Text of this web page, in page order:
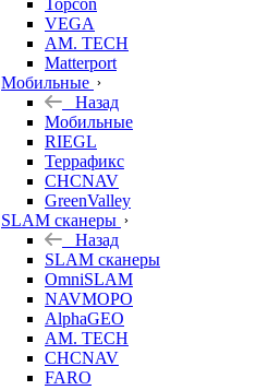
Topcon
VEGA
AM. TECH
Matterport
Мобильные
Назад
Мобильные
RIEGL
Террафикс
CHCNAV
GreenValley
SLAM сканеры
Назад
SLAM сканеры
OmniSLAM
NAVMOPO
AlphaGEO
AM. TECH
CHCNAV
FARO